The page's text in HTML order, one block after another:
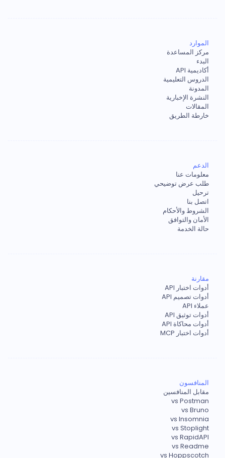
الموارد
مركز المساعدة
البدء
أكاديمية API
الدروس التعليمية
المدونة
النشرة الإخبارية
المقالات
خارطة الطريق
الدعم
معلومات عنا
طلب عرض توضيحي
ترحيل
اتصل بنا
الشروط والأحكام
الأمان والتوافق
حالة الخدمة
مقارنة
أدوات اختبار API
أدوات تصميم API
عملاء API
أدوات توثيق API
أدوات محاكاة API
أدوات اختبار MCP
المنافسون
مقابل المنافسين
vs Postman
vs Bruno
vs Insomnia
vs Stoplight
vs RapidAPI
vs Readme
vs Hoppscotch